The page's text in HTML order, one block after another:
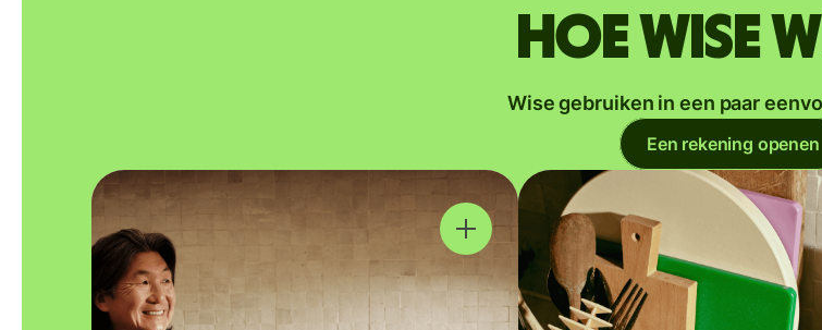
Hoe Wise
Wise gebruiken in een paar
Een rekening openen